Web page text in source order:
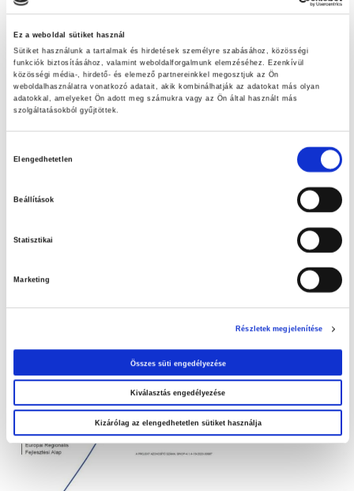
Ez a weboldal sütiket használ
Sütiket használunk a tartalmak és hirdetések személyre szabásához, közösségi
funkciók biztosításához, valamint weboldalforgalmunk elemzéséhez. Ezenkívül
közösségi média-, hirdető- és elemező partnereinkkel megosztjuk az Ön
weboldalhasználatra vonatkozó adatait, akik kombinálhatják az adatokat más olyan
adatokkal, amelyeket Ön adott meg számukra vagy az Ön által használt más
szolgáltatásokból gyűjtöttek.
Elengedhetetlen
Beállítások
Statisztikai
Marketing
Részletek megjelenítése
Összes süti engedélyezése
Kiválasztás engedélyezése
Kizárólag az elengedhetetlen sütiket használja
Friss ajánlataink
Szuperinfós ajánlataink!
LET’S DOIT ajánlataink
Nézd meg aktuális ajánlatainkat!
A tiszta medence élménye – Az otthoni medence tisztításának